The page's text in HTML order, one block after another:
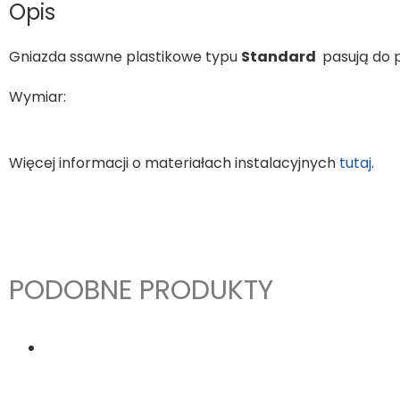
Opis
Gniazda ssawne plastikowe typu Standard pasują do
Wymiar:
Więcej informacji o materiałach instalacyjnych tutaj.
PODOBNE PRODUKTY